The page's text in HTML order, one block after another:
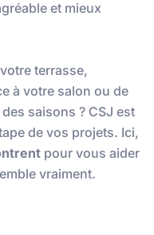
et mieux
terrasse,
à votre salon ou de
saisons ? CSJ est
de vos projets. Ici,
pour vous aider
vraiment.